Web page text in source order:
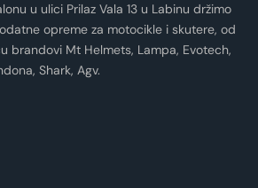
u ulici Prilaz Vala 13 u Labinu držimo
opreme za motocikle i skutere, od
brandovi Mt Helmets, Lampa, Evotech,
Shark, Agv.